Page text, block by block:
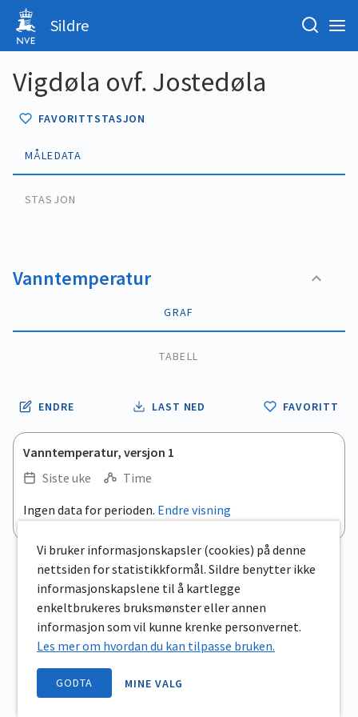
Sildre
Vigdøla ovf. Jostedøla
FAVORITTSTASJON
MÅLEDATA
STASJON
Vanntemperatur
GRAF
TABELL
ENDRE LAST NED FAVORITT
Vanntemperatur, versjon 1
Siste uke
Time
Ingen data for perioden. Endre visning
Vi bruker informasjonskapsler (cookies) på denne
nettsiden for statistikkformål. Sildre benytter ikke
informasjonskapslene til å kartlegge
enkeltbrukeres bruksmønster eller annen
informasjon som vil kunne krenke personvernet.
Les mer om hvordan du kan tilpasse bruken.
GODTA MINE VALG